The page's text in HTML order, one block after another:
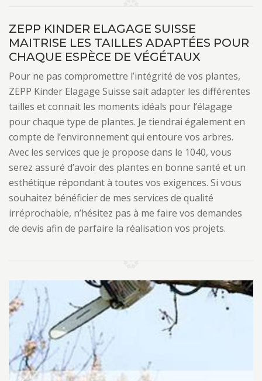
ZEPP KINDER ELAGAGE SUISSE
MAITRISE LES TAILLES ADAPTÉES POUR
CHAQUE ESPÈCE DE VÉGÉTAUX
Pour ne pas compromettre l’intégrité de vos plantes,
ZEPP Kinder Elagage Suisse sait adapter les différentes
tailles et connait les moments idéals pour l’élagage
pour chaque type de plantes. Je tiendrai également en
compte de l’environnement qui entoure vos arbres.
Avec les services que je propose dans le 1040, vous
serez assuré d’avoir des plantes en bonne santé et un
esthétique répondant à toutes vos exigences. Si vous
souhaitez bénéficier de mes services de qualité
irréprochable, n’hésitez pas à me faire vos demandes
de devis afin de parfaire la réalisation vos projets.